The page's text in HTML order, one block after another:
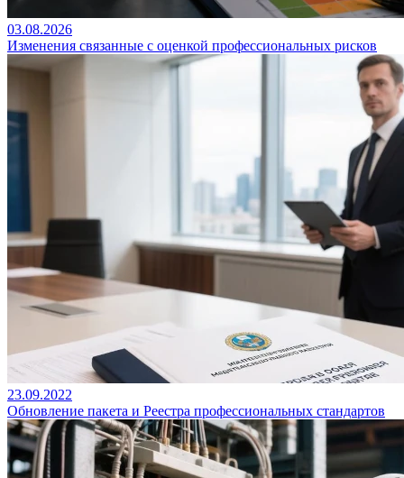
03.08.2026
Изменения связанные с оценкой профессиональных рисков
23.09.2022
Обновление пакета и Реестра профессиональных стандартов